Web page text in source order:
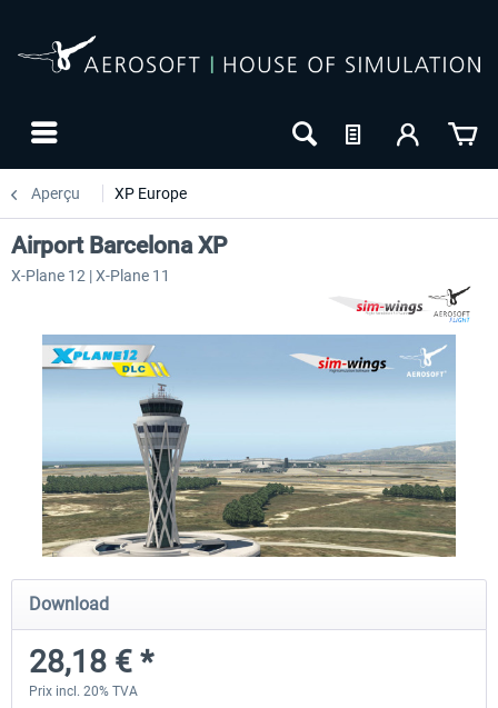
Aperçu XP Europe
Airport Berlin Brandenburg V2 XP
30,20 € *
Airport Zurich V2.0 XP
Airport Barcelona XP
X-Plane 12 | X-Plane 11
Download
28,18 € *
Prix incl. 20% TVA